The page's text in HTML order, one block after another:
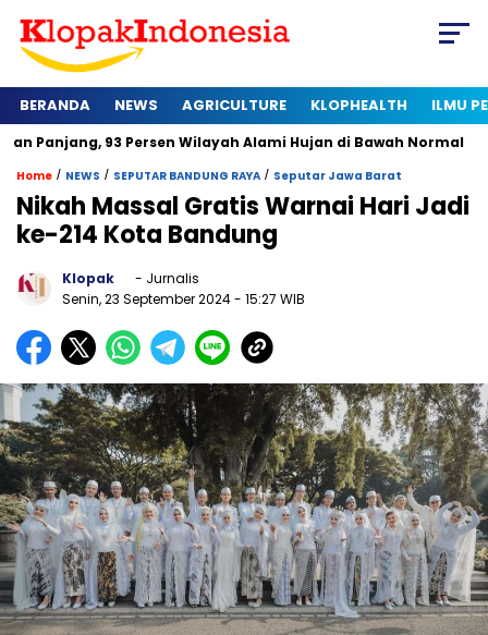
BERANDA NEWS AGRICULTURE KLOPHEALTH ILMU
93 Persen Wilayah Alami Hujan di Bawah Normal Kapan
Home / NEWS / SEPUTAR BANDUNG RAYA / Seputar Jawa Barat
Nikah Massal Gratis Warnai Hari Jadi
ke-214 Kota Bandung
Klopak
- Jurnalis
Senin, 23 September 2024- 15:27 WIB